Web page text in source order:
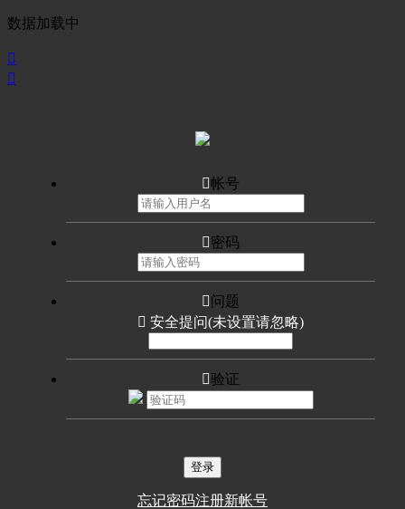
数据加载中


帐号
密码
问题
 安全提问(未设置请忽略)
验证
登录
忘记密码注册新帐号